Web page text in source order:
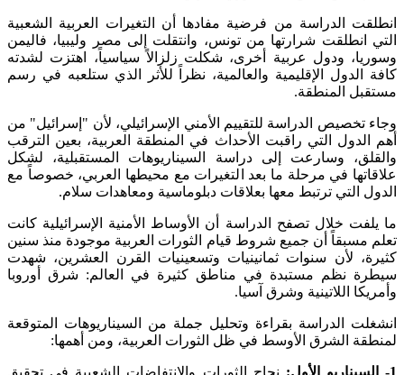
انطلقت الدراسة من فرضية مفادها أن التغيرات العربية الشعبية
التي انطلقت شرارتها من تونس، وانتقلت إلى مصر وليبيا، فاليمن
وسوريا، ودول عربية أخرى، شكلت زلزالاً سياسياً، اهتزت لشدته
كافة الدول الإقليمية والعالمية، نظراً للأثر الذي ستلعبه في رسم
مستقبل المنطقة.
وجاء تخصيص الدراسة للتقييم الأمني الإسرائيلي، لأن "إسرائيل" من
أهم الدول التي راقبت الأحداث في المنطقة العربية، بعين الترقب
والقلق، وسارعت إلى دراسة السيناريوهات المستقبلية، لشكل
علاقاتها في مرحلة ما بعد التغيرات مع محيطها العربي، خصوصاً مع
الدول التي ترتبط معها بعلاقات دبلوماسية ومعاهدات سلام.
ما يلفت خلال تصفح الدراسة أن الأوساط الأمنية الإسرائيلية كانت
تعلم مسبقاً أن جميع شروط قيام الثورات العربية موجودة منذ سنين
كثيرة، لأن سنوات ثمانينيات وتسعينيات القرن العشرين، شهدت
سيطرة نظم مستبدة في مناطق كثيرة في العالم: شرق أوروبا
وأمريكا اللاتينية وشرق آسيا.
انشغلت الدراسة بقراءة وتحليل جملة من السيناريوهات المتوقعة
لمنطقة الشرق الأوسط في ظل الثورات العربية، ومن أهمها:
1- السيناريو الأول:
نجاح الثورات والانتفاضات الشعبية في تحقيق